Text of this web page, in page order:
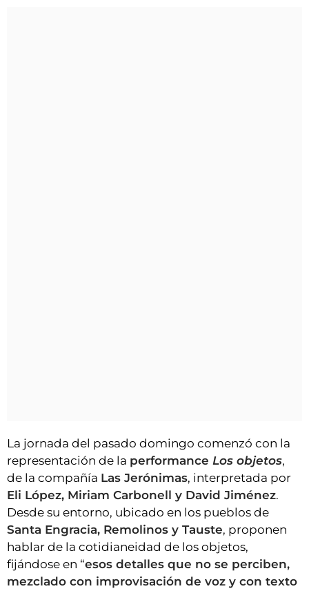
La jornada del pasado domingo comenzó con la
representación de la performance Los objetos,
de la compañía Las Jerónimas, interpretada por
Eli López, Miriam Carbonell y David Jiménez.
Desde su entorno, ubicado en los pueblos de
Santa Engracia, Remolinos y Tauste, proponen
hablar de la cotidianeidad de los objetos,
fijándose en “esos detalles que no se perciben,
mezclado con improvisación de voz y con texto